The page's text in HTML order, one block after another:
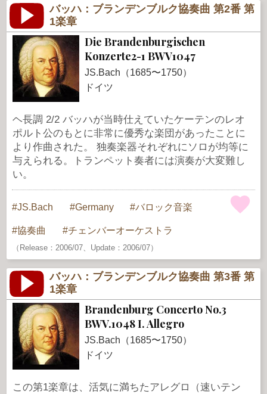
バッハ：ブランデンブルク協奏曲 第2番 第
1楽章
Die Brandenburgischen
Konzerte2-1 BWV1047
JS.Bach（1685〜1750）
ドイツ
ヘ長調 2/2 バッハが当時仕えていたケーテンのレオ
ポルト公のもとに非常に優秀な楽団があったことに
より作曲された。 独奏楽器それぞれにソロが均等に
与えられる。トランペット奏者には演奏が大変難し
い。
JS.Bach Germany バロック音楽
協奏曲 チェンバーオーケストラ
（Release：2006/07、Update：2006/07）
バッハ：ブランデンブルク協奏曲 第3番 第
1楽章
Brandenburg Concerto No.3
BWV.1048 I. Allegro
JS.Bach（1685〜1750）
ドイツ
この第1楽章は、活気に満ちたアレグロ（速いテン